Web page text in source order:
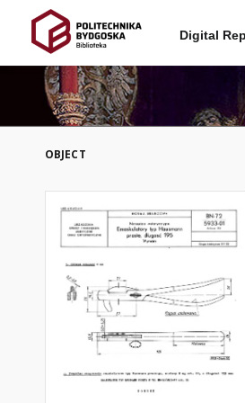
Digital
OBJECT